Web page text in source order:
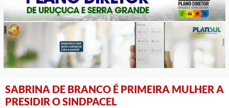
SABRINA DE BRANCO É PRIMEIRA MULHER A
PRESIDIR O SINDPACEL